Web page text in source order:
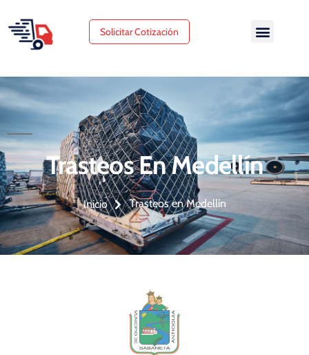
Solicitar Cotización
Trasteos En Medellín
Inicio Trasteos en Medellín